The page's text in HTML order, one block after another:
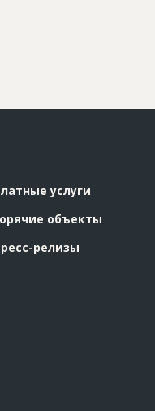
услуги
объекты
релизы